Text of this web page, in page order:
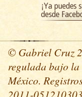
© Gabriel Cruz
regulada bajo la
México.